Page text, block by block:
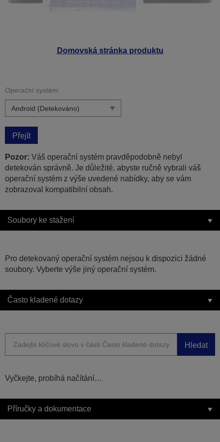
Domovská stránka produktu
Operační systém:
Přejít
Pozor: Váš operační systém pravděpodobně nebyl
detekován správně. Je důležité, abyste ručně vybrali váš
operační systém z výše uvedené nabídky, aby se vám
zobrazoval kompatibilní obsah.
Soubory ke stažení
Pro detekovaný operační systém nejsou k dispozici žádné
soubory. Vyberte výše jiný operační systém.
Často kladené dotazy
Hledat
Vyčkejte, probíhá načítání…
Příručky a dokumentace